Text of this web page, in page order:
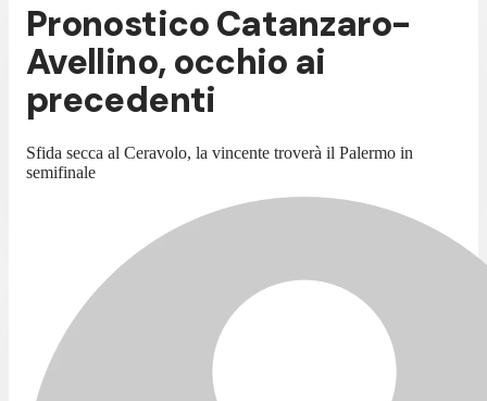
Pronostico Catanzaro-
Avellino, occhio ai
precedenti
Sfida secca al Ceravolo, la vincente troverà il Palermo in
semifinale